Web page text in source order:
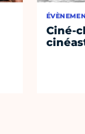
Ciné-